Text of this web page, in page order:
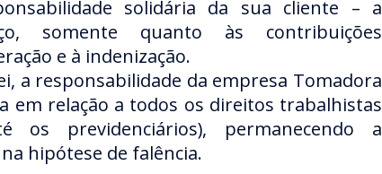
solidária da sua cliente – a
somente quanto às contribuições
e à indenização.
a responsabilidade da empresa Tomadora
em relação a todos os direitos trabalhistas
os previdenciários), permanecendo a
hipótese de falência.